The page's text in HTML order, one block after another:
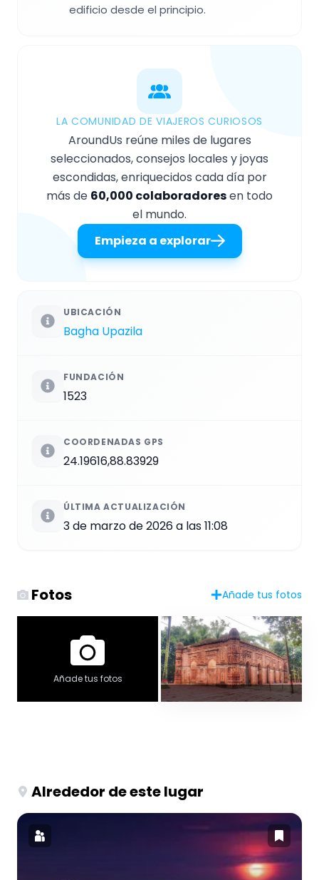
edificio desde el principio.
LA COMUNIDAD DE VIAJEROS CURIOSOS
AroundUs reúne miles de lugares
seleccionados, consejos locales y joyas
escondidas, enriquecidos cada día por
más de 60,000 colaboradoresen todo
el mundo.
Empieza a explorar
UBICACIÓN
Bagha Upazila
FUNDACIÓN
1523
COORDENADAS GPS
24.19616,88.83929
ÚLTIMA ACTUALIZACIÓN
3 de marzo de 2026 a las 11:08
Fotos Añade tus fotos
Añade tus fotos
Alrededor de este lugar